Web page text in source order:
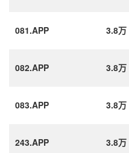
081.APP 3.8万
082.APP 3.8万
083.APP 3.8万
243.APP 3.8万